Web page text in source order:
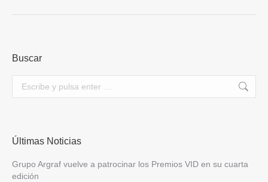
Buscar
Últimas Noticias
Grupo Argraf vuelve a patrocinar los Premios VID en su cuarta
edición